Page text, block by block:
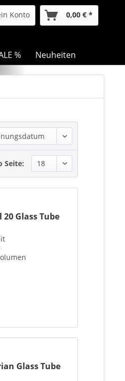
Konto 0,00 € *
% Neuheiten
Seite:
Glass Tube
Glass Tube